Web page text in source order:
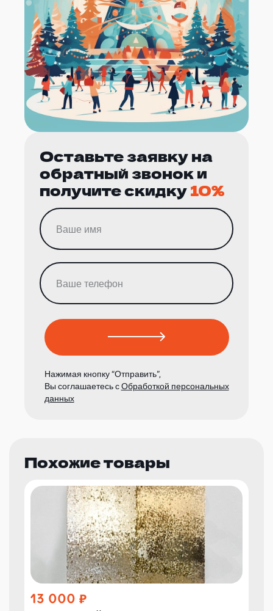
Оставьте заявку на
обратный звонок и
получите скидку10%
Нажимая кнопку “Отправить”,
Вы соглашаетесь сОбработкой персональных
данных
Похожие товары
13 000